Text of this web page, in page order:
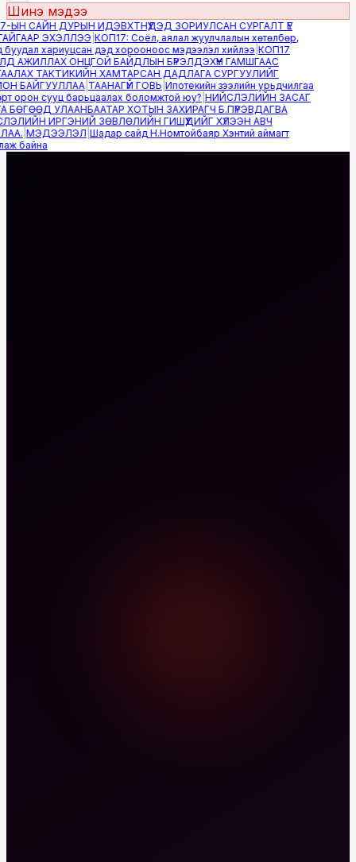
Шинэ мэдээ
САЙН ДУРЫН ИДЭВХТНҮҮДЭД ЗОРИУЛСАН СУРГАЛТ ҮЕ
ЭХЭЛЛЭЭ|КОП17: Соёл, аялал жуулчлалын хөтөлбөр,
хариуцсан дэд хорооноос мэдээлэл хийлээ|КОП17
АЖИЛЛАХ ОНЦГОЙ БАЙДЛЫН БҮРЭЛДЭХҮҮН ГАМШГААС
ТАКТИКИЙН ХАМТАРСАН ДАДЛАГА СУРГУУЛИЙГ
БАЙГУУЛЛАА|ТААНАГҮЙ ГОВЬ|Ипотекийн зээлийн урьдчилгаа
орон сууц барьцаалах боломжтой юу?|НИЙСЛЭЛИЙН ЗАСАГ
УЛААНБААТАР ХОТЫН ЗАХИРАГЧ Б.ПҮРЭВДАГВА
ИРГЭНИЙ ЗӨВЛӨЛИЙН ГИШҮҮДИЙГ ХҮЛЭЭН АВЧ
|МЭДЭЭЛЭЛ|Шадар сайд Н.Номтойбаяр Хэнтий аймагт
байна